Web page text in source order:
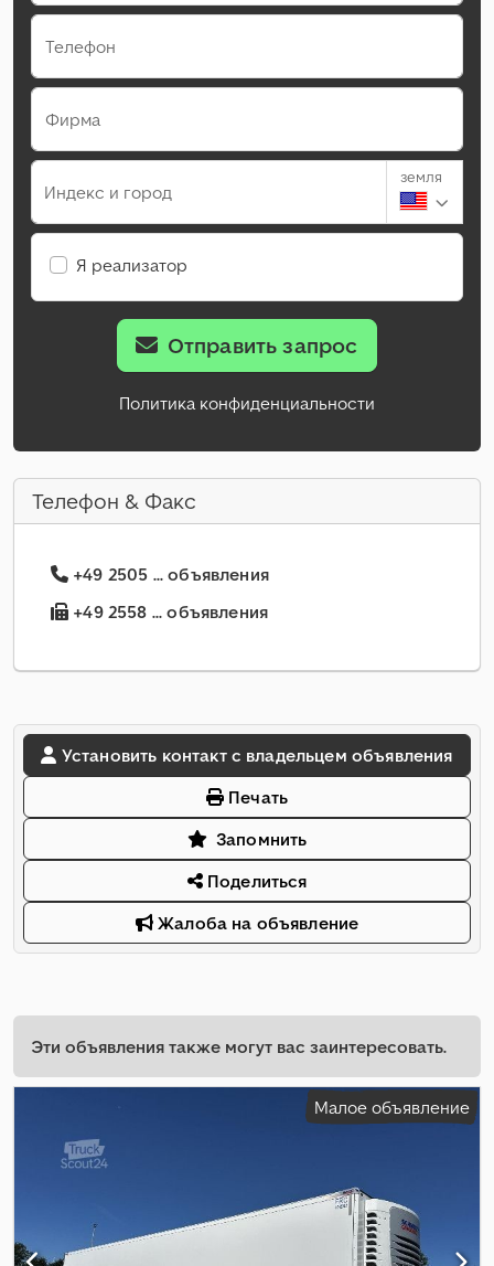
Телефон
Фирма
Индекс и город
земля
Я реализатор
Отправить запрос
Политика конфиденциальности
Телефон & Факс
+49 2505 ... объявления
+49 2558 ... объявления
Установить контакт с владельцем объявления
Печать
Запомнить
Поделиться
Жалоба на объявление
Эти объявления также могут вас заинтересовать.
Малое объявление